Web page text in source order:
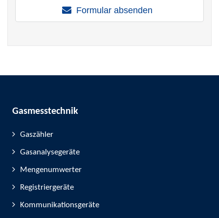
Formular absenden
Gasmesstechnik
Gaszähler
Gasanalysegeräte
Mengenumwerter
Registriergeräte
Kommunikationsgeräte